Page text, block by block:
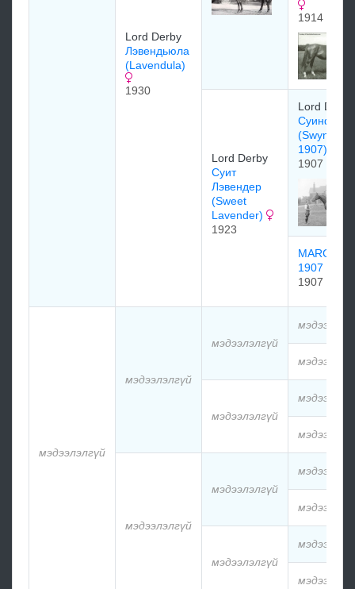
Lord Derby
Лэвендьюла
(Lavendula)
1930
1914
Lord Derby
Суит
Лэвендер
(Sweet
Lavender)
1923
Lord Derby
Суинфорд
(Swynford
1907)
1907
1907
1907
мэдээлэлгүй
мэдээлэлгүй
мэдээлэлгүй
мэдээлэлгүй
мэдээлэлгүй
мэдээлэлгүй
мэдээлэлгүй